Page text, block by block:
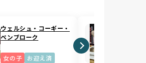
ウェルシュ・コーギー・
ペンブローク
女の子 お迎え済